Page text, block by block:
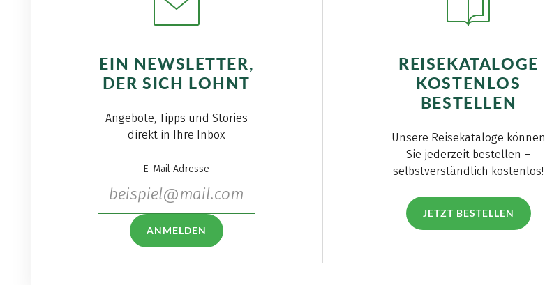
EIN NEWSLETTER,
DER SICH LOHNT
Angebote, Tipps und Stories
direkt in Ihre Inbox
E-Mail Adresse
ANMELDEN
REISEKATALOGE
KOSTENLOS
BESTELLEN
Unsere Reisekataloge können
Sie jederzeit bestellen –
selbstverständlich kostenlos!
JETZT BESTELLEN